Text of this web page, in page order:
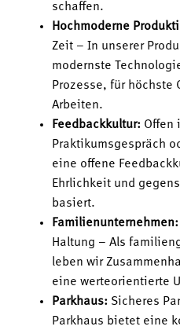
schaffen.
Hochmoderne
Zeit – In unserer
modernste
Prozesse, für höchste
Arbeiten.
Feedbackkultur: Offen
Praktikumsgespräch
eine offene
Ehrlichkeit und
basiert.
Familienunternehmen:
Haltung – Als
leben wir
eine werteorientierte
Parkhaus: Sicheres
Parkhaus bietet eine